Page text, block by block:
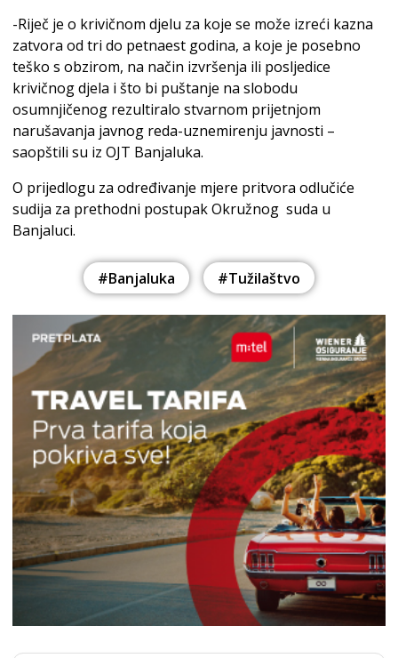
-Riječ je o krivičnom djelu za koje se može izreći kazna
zatvora od tri do petnaest godina, a koje je posebno
teško s obzirom, na način izvršenja ili posljedice
krivičnog djela i što bi puštanje na slobodu
osumnjičenog rezultiralo stvarnom prijetnjom
narušavanja javnog reda-uznemirenju javnosti –
saopštili su iz OJT Banjaluka.
O prijedlogu za određivanje mjere pritvora odlučiće
sudija za prethodni postupak Okružnog suda u
Banjaluci.
#Banjaluka #Tužilaštvo